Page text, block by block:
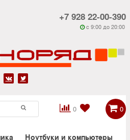
+7 928 22-00-390
 c 9:00 до 20:00
 
0

 0
Ноутбуки и компьютеры